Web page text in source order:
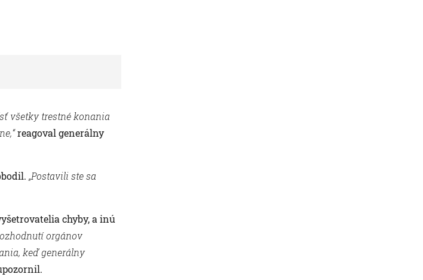
všetky trestné konania
reagoval generálny
„Postavili ste sa
chyby, a inú
orgánov
keď generálny